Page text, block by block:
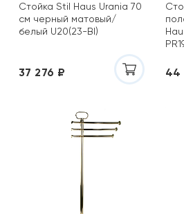
Стойка Stil Haus Urania 70
см черный матовый/
белый U20(23-BI)
37 276 ₽ 44